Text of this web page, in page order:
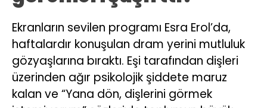
Ekranların sevilen programı Esra Erol’da,
haftalardır konuşulan dram yerini mutluluk
gözyaşlarına bıraktı. Eşi tarafından dişleri
üzerinden ağır psikolojik şiddete maruz
kalan ve “Yana dön, dişlerini görmek